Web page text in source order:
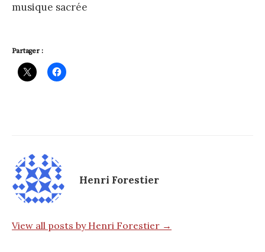
musique sacrée
Partager :
Henri Forestier
View all posts by Henri Forestier →